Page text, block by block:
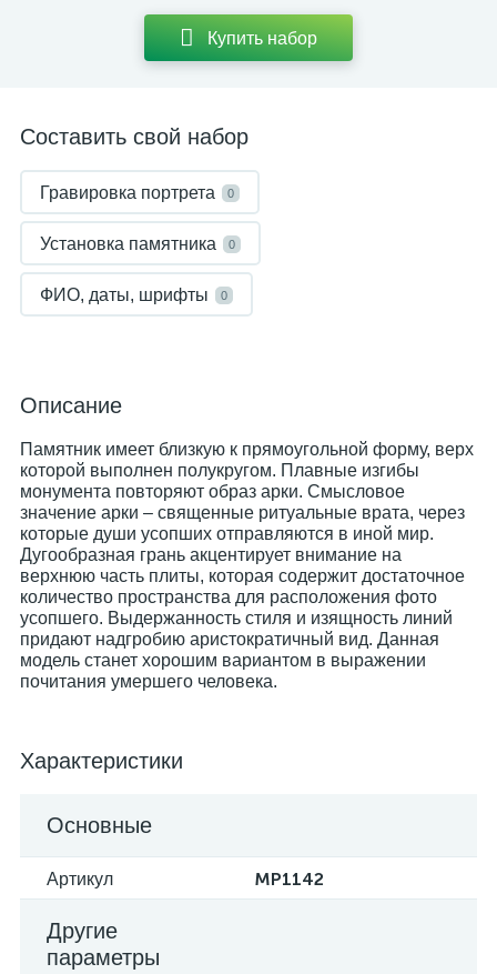
Купить набор
Составить свой набор
Гравировка портрета 0
Установка памятника 0
ФИО, даты, шрифты 0
Описание
Памятник имеет близкую к прямоугольной форму, верх
которой выполнен полукругом. Плавные изгибы
монумента повторяют образ арки. Смысловое
значение арки – священные ритуальные врата, через
которые души усопших отправляются в иной мир.
Дугообразная грань акцентирует внимание на
верхнюю часть плиты, которая содержит достаточное
количество пространства для расположения фото
усопшего. Выдержанность стиля и изящность линий
придают надгробию аристократичный вид. Данная
модель станет хорошим вариантом в выражении
почитания умершего человека.
Характеристики
Основные
Артикул MP1142
Другие
параметры